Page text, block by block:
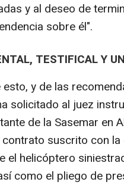
y al deseo de
sobre él".
TESTIFICAL Y
esto, y de las
solicitado al juez
de la Sasemar en
suscrito con
el helicóptero
como el pliego de